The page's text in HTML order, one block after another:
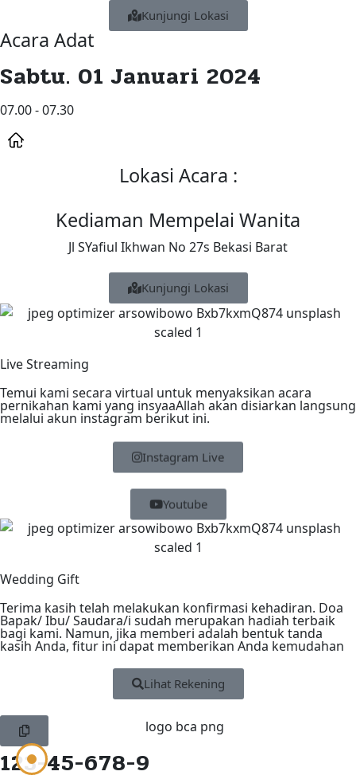
Kunjungi Lokasi
Acara Adat
Sabtu. 01 Januari 2024
07.00 - 07.30
Lokasi Acara :
Kediaman Mempelai Wanita
Jl SYafiul Ikhwan No 27s Bekasi Barat
Kunjungi Lokasi
Live Streaming
Temui kami secara virtual untuk menyaksikan acara
pernikahan kami yang insyaaAllah akan disiarkan langsung
melalui akun instagram berikut ini.
Instagram Live
Youtube
Wedding Gift
Terima kasih telah melakukan konfirmasi kehadiran. Doa
Bapak/ Ibu/ Saudara/i sudah merupakan hadiah terbaik
bagi kami. Namun, jika memberi adalah bentuk tanda
kasih Anda, fitur ini dapat memberikan Anda kemudahan
Lihat Rekening
123-45-678-9